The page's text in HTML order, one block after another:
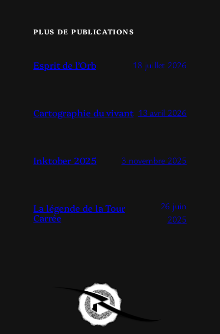
PLUS DE PUBLICATIONS
Esprit de l’Orb 18 juillet 2026
Cartographie du vivant 13 avril 2026
Inktober 2025 3 novembre 2025
La légende de la Tour
Carrée
26 juin
2025